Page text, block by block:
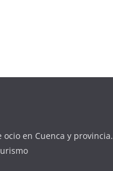
ocio en Cuenca y provincia.